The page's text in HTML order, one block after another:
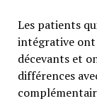
Les patients
intégrative ont
décevants et
différences